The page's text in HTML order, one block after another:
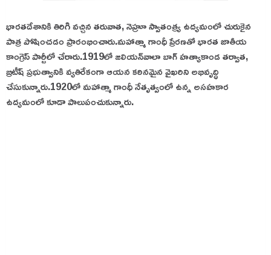
భారతదేశానికి తిరిగి వచ్చిన తరువాత, నెహ్రూ స్వాతంత్ర్య ఉద్యమంలో చురుకైన
పాత్ర పోషించడం ప్రారంభించారు.మహాత్మా గాంధీ ప్రేరణతో భారత జాతీయ
కాంగ్రెస్ పార్టీలో చేరారు.1919లో జలియన్‌వాలా బాగ్ హత్యాకాండ తర్వాత,
బ్రిటీష్ ప్రభుత్వానికి వ్యతిరేకంగా ఆయన కఠినమైన వైఖరిని అభివృద్ధి
చేసుకున్నారు.1920లో మహాత్మా గాంధీ నేతృత్వంలో ఉన్న అసహకార
ఉద్యమంలో కూడా పాలుపంచుకున్నారు.